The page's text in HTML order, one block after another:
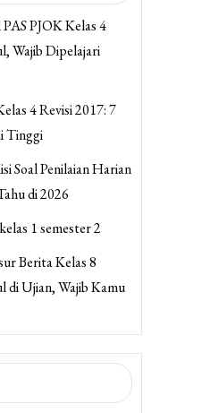
PJOK Kelas 4
Wajib Dipelajari
4 Revisi 2017: 7
Tinggi
Soal Penilaian Harian
di 2026
1 semester 2
Berita Kelas 8
di Ujian, Wajib Kamu